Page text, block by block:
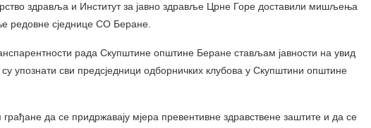
здравља и Институт за јавно здравље Црне Горе доставили мишљења
редовне сједнице СО Беране.
рада Скупштине општине Беране стављам јавности на увид
упознати сви предсједници одборничких клубова у Скупштини општине
да се придржавају мјера превентивне здравствене заштите и да се